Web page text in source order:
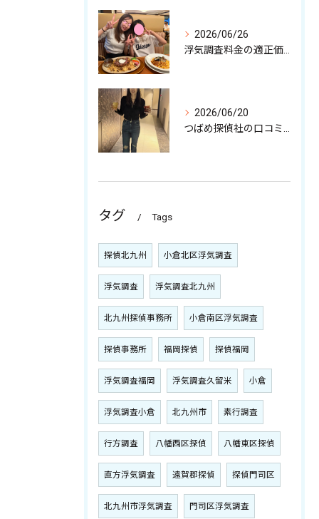
2026/06/26
2026/06/20
タグ Tags
探偵北九州 小倉北区浮気調査
浮気調査 浮気調査北九州
北九州探偵事務所 小倉南区浮気調査
探偵事務所 福岡探偵 探偵福岡
浮気調査福岡 浮気調査久留米 小倉
浮気調査小倉 北九州市 素行調査
行方調査 八幡西区探偵 八幡東区探偵
直方浮気調査 遠賀郡探偵 探偵門司区
北九州市浮気調査 門司区浮気調査